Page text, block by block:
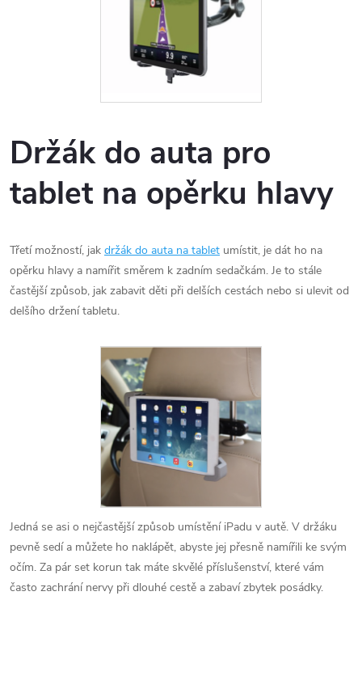
Držák do auta pro
tablet na opěrku hlavy
Třetí možností, jak držák do auta na tablet umístit, je dát ho na
opěrku hlavy a namířit směrem k zadním sedačkám. Je to stále
častější způsob, jak zabavit děti při delších cestách nebo si ulevit od
delšího držení tabletu.
Jedná se asi o nejčastější způsob umístění iPadu v autě. V držáku
pevně sedí a můžete ho naklápět, abyste jej přesně namířili ke svým
očím. Za pár set korun tak máte skvělé příslušenství, které vám
často zachrání nervy při dlouhé cestě a zabaví zbytek posádky.